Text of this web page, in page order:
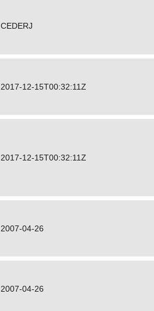
CEDERJ
2017-12-15T00:32:11Z
2017-12-15T00:32:11Z
2007-04-26
2007-04-26